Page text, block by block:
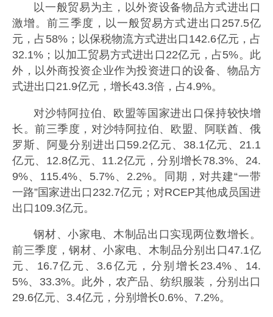
以一般贸易为主，以外资设备物品方式进出口
激增。前三季度，以一般贸易方式进出口257.5亿
元，占58%；以保税物流方式进出口142.6亿元，占
32.1%；以加工贸易方式进出口22亿元，占5%。此
外，以外商投资企业作为投资进口的设备、物品方
式进出口21.9亿元，增长43.3倍，占4.9%。
对沙特阿拉伯、欧盟等国家进出口保持较快增
长。前三季度，对沙特阿拉伯、欧盟、阿联酋、俄
罗斯、阿曼分别进出口59.2亿元、38.1亿元、21.1
亿元、12.8亿元、11.2亿元，分别增长78.3%、24.
9%、115.4%、5.7%、2.2%。同期，对共建“一带
一路”国家进出口232.7亿元；对RCEP其他成员国进
出口109.3亿元。
钢材、小家电、木制品出口实现两位数增长。
前三季度，钢材、小家电、木制品分别出口47.1亿
元、16.7亿元、3.6亿元，分别增长23.4%、14.
5%、33.3%。此外，农产品、纺织服装，分别出口
29.6亿元、3.4亿元，分别增长0.6%、7.2%。